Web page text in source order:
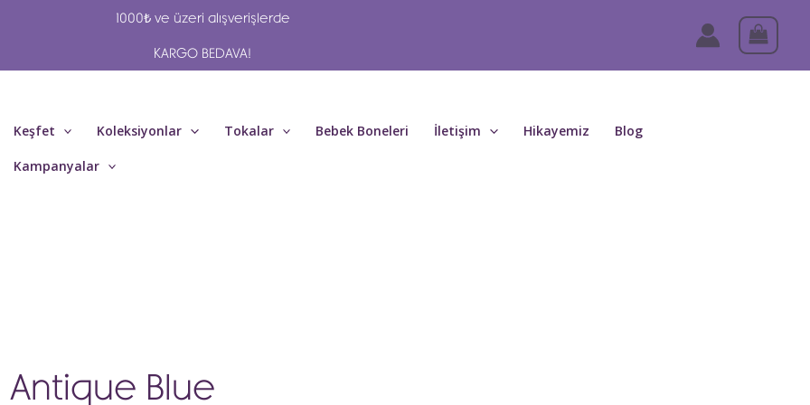
1000₺ ve üzeri alışverişlerde
KARGO BEDAVA!
Keşfet Koleksiyonlar Tokalar Bebek Boneleri İletişim Hikayemiz Blog
Kampanyalar
Antique Blue